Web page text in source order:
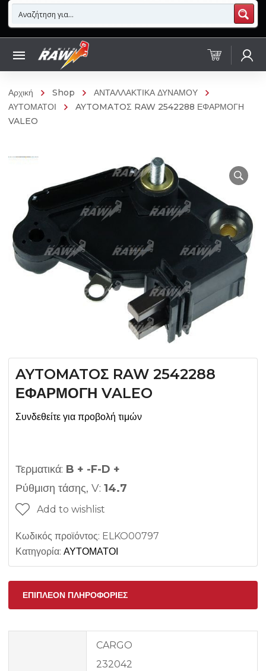
Αρχική Shop
ΑΝΤΑΛΛΑΚΤΙΚΑ ΔΥΝΑΜΟΥ
ΑΥΤΟΜΑΤΟΙ
AYTOMATOΣ RAW 2542288 ΕΦΑΡΜΟΓΗ
VALEO
AYTOMATOΣ RAW 2542288
ΕΦΑΡΜΟΓΗ VALEO
Συνδεθείτε για προβολή τιμών
Τερματικά: B + -F-D +
Ρύθμιση τάσης, V: 14.7
Add to wishlist
Κωδικός προϊόντος: ELKO00797
Κατηγορία: ΑΥΤΟΜΑΤΟΙ
ΕΠΙΠΛΈΟΝ ΠΛΗΡΟΦΟΡΊΕΣ
CARGO
232042